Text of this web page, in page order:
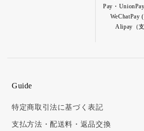
Pay・
WeChatPay
Alipay（支
Guide
特定商取引法に基づく表記
支払方法・配送料・返品交換